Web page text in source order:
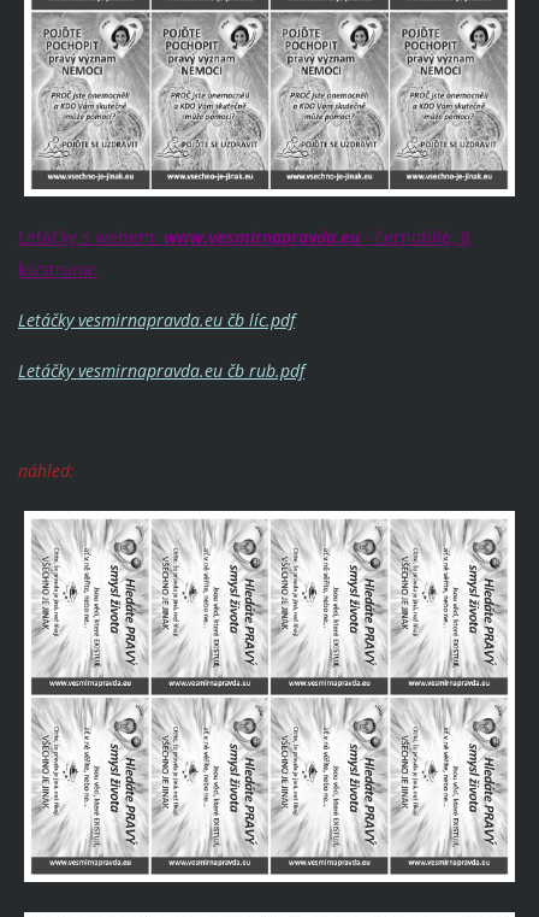
Letáčky s webem: www.vesmirnapravda.eu - černobílé, 8
ks/strana:
Letáčky vesmirnapravda.eu čb líc.pdf
Letáčky vesmirnapravda.eu čb rub.pdf
náhled: